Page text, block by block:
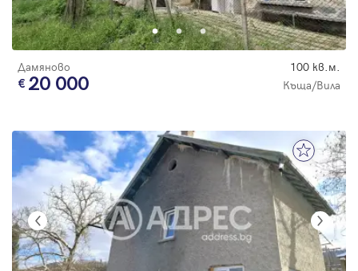
Дамяново 100 кв.м.
20 000 Къща/Вила